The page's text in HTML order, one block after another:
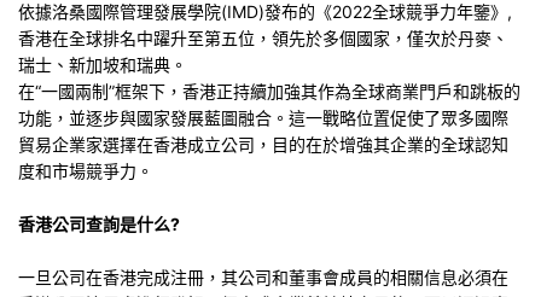
依據洛桑國際管理發展學院(IMD)發布的《2022全球競爭力年鑒》,
香港在全球排名中躍升至第五位，領先於多個國家，僅次於丹麥、
瑞士、新加坡和瑞典。
在“一國兩制”框架下，香港正持續加強其作為全球商業門戶和跳板的
功能，並逐步與國家發展藍圖融合。這一戰略位置促使了眾多國際
貿易企業家選擇在香港成立公司，目的在於增強其企業的全球認知
度和市場競爭力。
香港公司查詢是什么?
一旦公司在香港完成注冊，其公司和董事會成員的相關信息必須在